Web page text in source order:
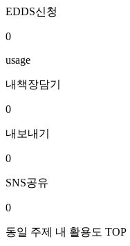
EDDS신청
0
usage
내책장담기
0
내보내기
0
SNS공유
0
동일 주제 내 활용도 TOP